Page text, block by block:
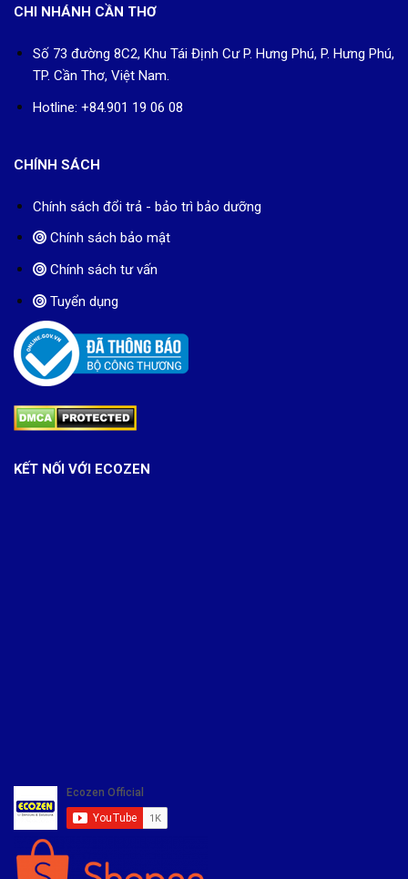
CHI NHÁNH CẦN THƠ
Số 73 đường 8C2, Khu Tái Định Cư P. Hưng Phú, P. Hưng Phú,
TP. Cần Thơ, Việt Nam.
Hotline: +84.901 19 06 08
CHÍNH SÁCH
Chính sách đổi trả - bảo trì bảo dưỡng
Chính sách bảo mật
Chính sách tư vấn
Tuyển dụng
KẾT NỐI VỚI ECOZEN